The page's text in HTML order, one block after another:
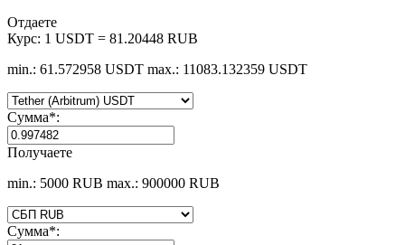
Отдаете
Курс: 1 USDT = 81.20448 RUB
min.: 61.572958 USDT max.: 11083.132359 USDT
Сумма*:
Получаете
min.: 5000 RUB max.: 900000 RUB
Сумма*: